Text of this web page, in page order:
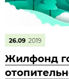
26.09 2019
Жилфонд